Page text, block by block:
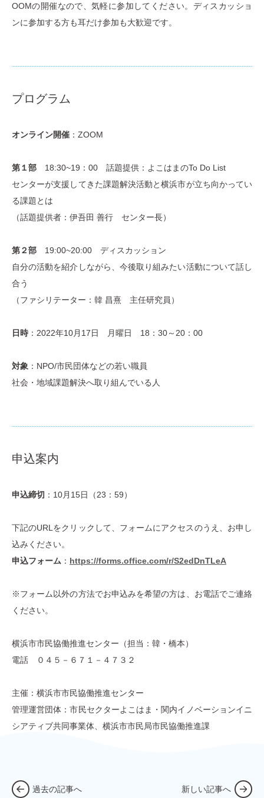
OOMの開催なので、気軽に参加してください。ディスカッショ
ンに参加する方も耳だけ参加も大歓迎です。
プログラム
オンライン開催 ：ZOOM
第１部 18:30~19：00 話題提供：よこはまのTo Do List
センターが支援してきた課題解決活動と横浜市が立ち向かってい
る課題とは
（話題提供者：伊吾田 善行 センター長）
第２部 19:00~20:00 ディスカッション
自分の活動を紹介しながら、今後取り組みたい活動について話し
合う
（ファシリテーター：韓 昌熹 主任研究員）
日時 ：2022年10月17日 月曜日 18：30～20：00
対象 ：NPO/市民団体などの若い職員
社会・地域課題解決へ取り組んでいる人
申込案内
申込締切 ：10月15日（23：59）
下記のURLをクリックして、フォームにアクセスのうえ、お申し
込みください。
申込フォーム ： https://forms.office.com/r/S2edDnTLeA
※フォーム以外の方法でお申込みを希望の方は、お電話でご連絡
ください。
横浜市市民協働推進センター（担当：韓・橋本）
電話 ０４５－６７１－４７３２
主催：横浜市市民協働推進センター
管理運営団体：市民セクターよこはま・関内イノベーションイニ
シアティブ共同事業体、横浜市市民局市民協働推進課
過去の記事へ 新しい記事へ